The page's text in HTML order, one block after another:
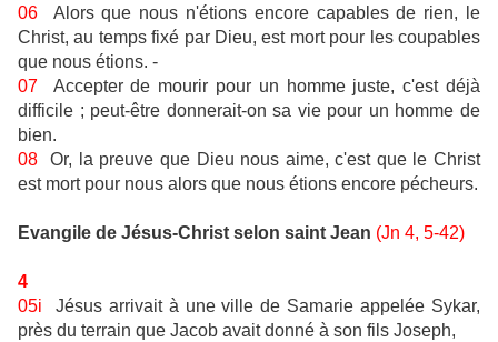
06 Alors que nous n'étions encore capables de rien, le
Christ, au temps fixé par Dieu, est mort pour les coupables
que nous étions. -
07 Accepter de mourir pour un homme juste, c'est déjà
difficile ; peut-être donnerait-on sa vie pour un homme de
bien.
08Or, la preuve que Dieu nous aime, c'est que le Christ
est mort pour nous alors que nous étions encore pécheurs.
Evangile de Jésus-Christ selon saint Jean (Jn 4, 5-42)
4
05i Jésus arrivait à une ville de Samarie appelée Sykar,
près du terrain que Jacob avait donné à son fils Joseph,